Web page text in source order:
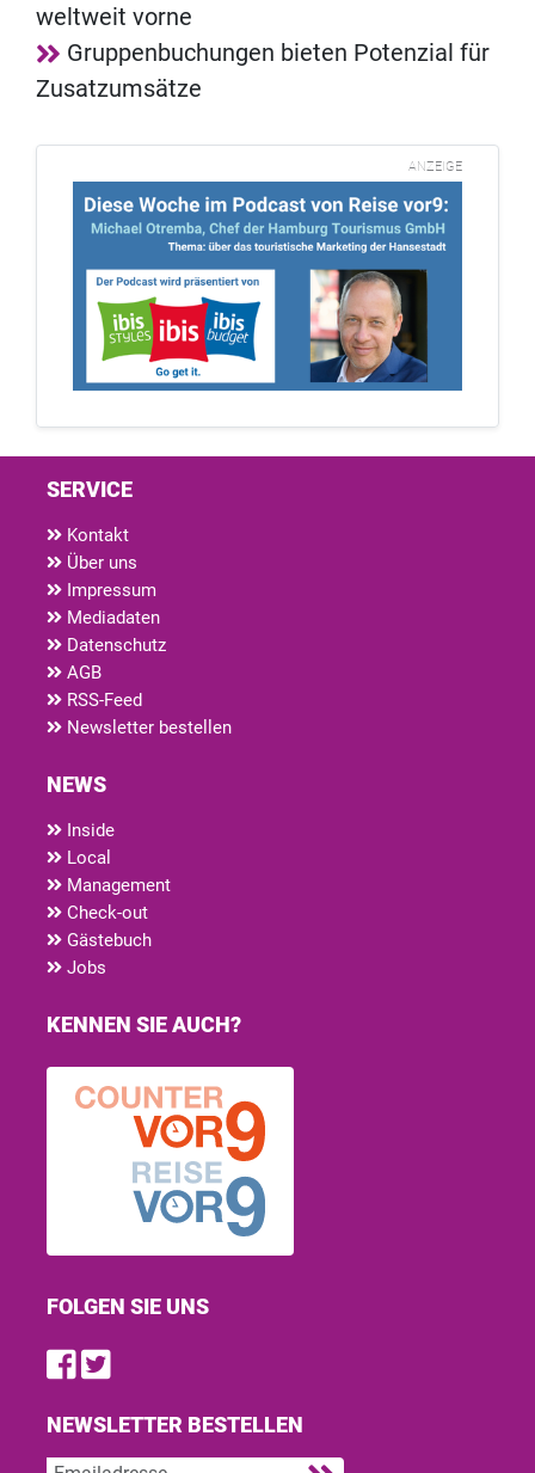
weltweit vorne
Gruppenbuchungen bieten Potenzial für
Zusatzumsätze
ANZEIGE
SERVICE
Kontakt
Über uns
Impressum
Mediadaten
Datenschutz
AGB
RSS-Feed
Newsletter bestellen
NEWS
Inside
Local
Management
Check-out
Gästebuch
Jobs
KENNEN SIE AUCH?
FOLGEN SIE UNS
Find us on Facebook
Follow us on Twitter
NEWSLETTER BESTELLEN